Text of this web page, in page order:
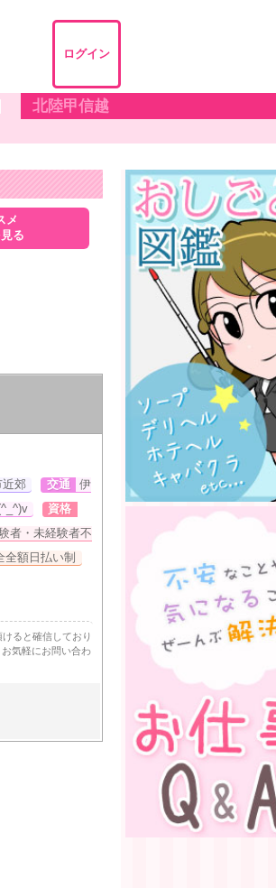
ログイン
北陸甲信越
メ
る
近郊 交通
伊
資格
者・未経験者不
額日払い制
ると確信しており
気軽にお問い合わ